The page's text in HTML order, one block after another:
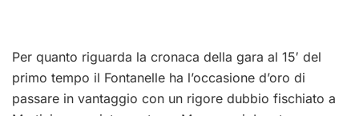
Per quanto riguarda la cronaca della gara al 15′ del
primo tempo il Fontanelle ha l’occasione d’oro di
passare in vantaggio con un rigore dubbio fischiato a